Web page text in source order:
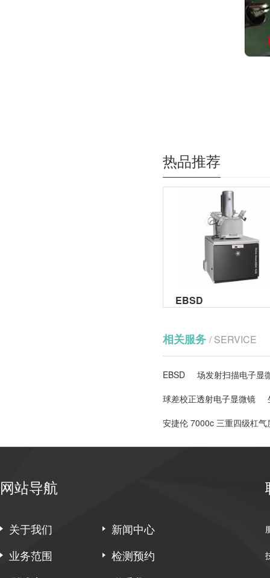
热品推荐
EBSD
相关服务 / SERVICE
EBSD
场发射扫描电子显
球差校正透射电子显微镜
安捷伦 7000c 三重四级杠气
网站导航
关于我们
新闻中心
业务范围
检测预约